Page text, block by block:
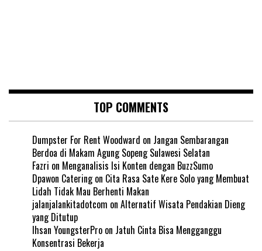
TOP COMMENTS
Dumpster For Rent Woodward on Jangan Sembarangan
Berdoa di Makam Agung Sopeng Sulawesi Selatan
Fazri on Menganalisis Isi Konten dengan BuzzSumo
Dpawon Cateringon Cita Rasa Sate Kere Solo yang Membuat
Lidah Tidak Mau Berhenti Makan
jalanjalankitadotcom on Alternatif Wisata Pendakian Dieng
yang Ditutup
Ihsan YoungsterPro on Jatuh Cinta Bisa Mengganggu
Konsentrasi Bekerja